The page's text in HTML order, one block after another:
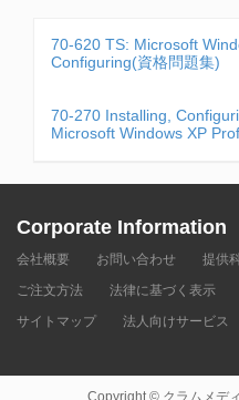
70-620 TS: Microsoft
Configuring(資格問題集)
70-270 Installing,
Microsoft Windows XP
Corporate Information
会社概要 お問い合わせ 提供
ご注文方法
法律に基づく表示
サイトマップ
法人向けサービス
Copyright © クラムメデ